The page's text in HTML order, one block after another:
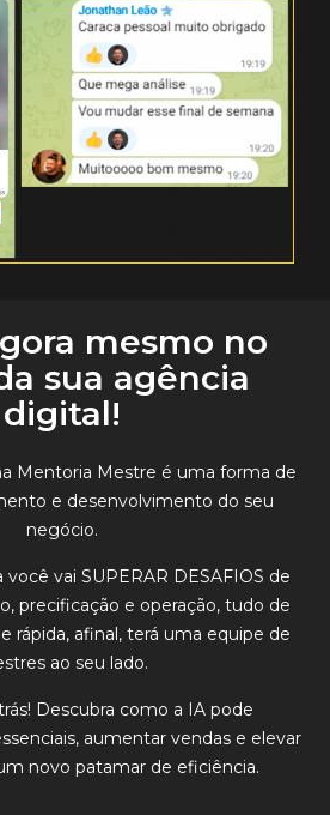
mesmo no
sua agência
digital!
Mentoria Mestre é uma forma de
e desenvolvimento do seu
negócio.
você vai SUPERAR DESAFIOS de
precificação e operação, tudo de
rápida, afinal, terá uma equipe de
ao seu lado.
Descubra como a IA pode
aumentar vendas e elevar
novo patamar de eficiência.